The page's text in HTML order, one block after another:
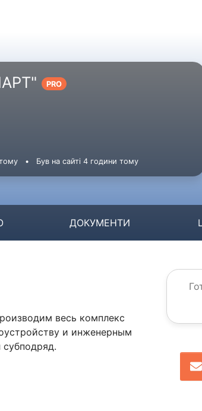
PRO
• Був на сайті 4 години тому
ДОКУМЕНТИ
весь комплекс
и инженерным